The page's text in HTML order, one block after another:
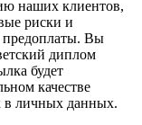
наших клиентов,
риски и
предоплаты. Вы
диплом
будет
качестве
в личных данных.